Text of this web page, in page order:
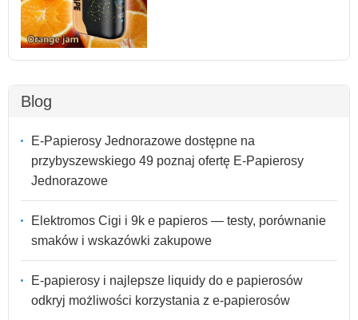
Blog
E-Papierosy Jednorazowe dostępne na
przybyszewskiego 49 poznaj ofertę E-Papierosy
Jednorazowe
Elektromos Cigi i 9k e papieros — testy, porównanie
smaków i wskazówki zakupowe
E-papierosy i najlepsze liquidy do e papierosów
odkryj możliwości korzystania z e-papierosów